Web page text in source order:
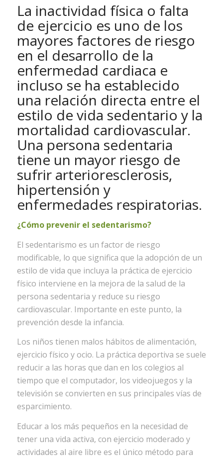
La inactividad física o falta
de ejercicio es uno de los
mayores factores de riesgo
en el desarrollo de la
enfermedad cardiaca e
incluso se ha establecido
una relación directa entre el
estilo de vida sedentario y la
mortalidad cardiovascular.
Una persona sedentaria
tiene un mayor riesgo de
sufrir arterioresclerosis,
hipertensión y
enfermedades respiratorias.
¿Cómo prevenir el sedentarismo?
El sedentarismo es un factor de riesgo
modificable, lo que significa que la adopción de un
estilo de vida que incluya la práctica de ejercicio
físico interviene en la mejora de la salud de la
persona sedentaria y reduce su riesgo
cardiovascular. Importante en este punto, la
prevención desde la infancia.
Los niños tienen malos hábitos de alimentación,
ejercicio físico y ocio. La práctica deportiva se suele
reducir a las horas que dan en los colegios al
tiempo que el computador, los videojuegos y la
televisión se convierten en sus principales vías de
esparcimiento.
Educar a los más pequeños en la necesidad de
tener una vida activa, con ejercicio moderado y
actividades al aire libre es el único método para